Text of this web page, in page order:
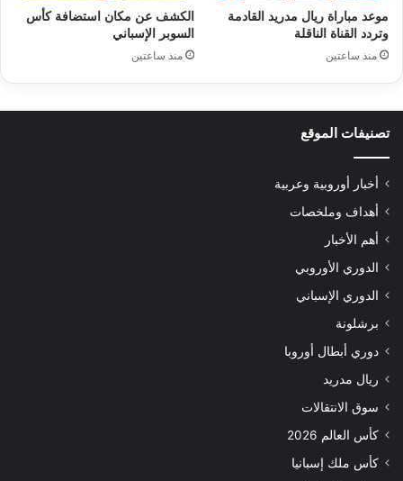
موعد مباراة ريال مدريد القادمة
وتردد القناة الناقلة
منذ ساعتين
الكشف عن مكان استضافة كأس
السوبر الإسباني
منذ ساعتين
تصنيفات الموقع
أخبار أوروبية وعربية
أهداف وملخصات
أهم الأخبار
الدوري الأوروبي
الدوري الإسباني
برشلونة
دوري أبطال أوروبا
ريال مدريد
سوق الانتقالات
كأس العالم 2026
كأس ملك إسبانيا